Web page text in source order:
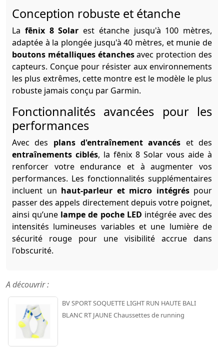
Conception robuste et étanche
La fēnix 8 Solar est étanche jusqu'à 100 mètres,
adaptée à la plongée jusqu'à 40 mètres, et munie de
boutons métalliques étanchesavec protection des
capteurs. Conçue pour résister aux environnements
les plus extrêmes, cette montre est le modèle le plus
robuste jamais conçu par Garmin.
Fonctionnalités avancées pour les
performances
Avec des plans d'entraînement avancés et des
entraînements ciblés, la fēnix 8 Solar vous aide à
renforcer votre endurance et à augmenter vos
performances. Les fonctionnalités supplémentaires
incluent un haut-parleur et micro intégréspour
passer des appels directement depuis votre poignet,
ainsi qu’une lampe de poche LED intégrée avec des
intensités lumineuses variables et une lumière de
sécurité rouge pour une visibilité accrue dans
l'obscurité.
A découvrir :
BV SPORT SOQUETTE LIGHT RUN HAUTE BALI
BLANC RT JAUNE Chaussettes de running